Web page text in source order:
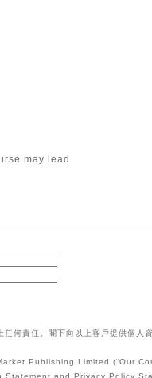
may lead
何責任。閣下向以上客戶提供個人
Publishing Limited (“Our
and Privacy Policy